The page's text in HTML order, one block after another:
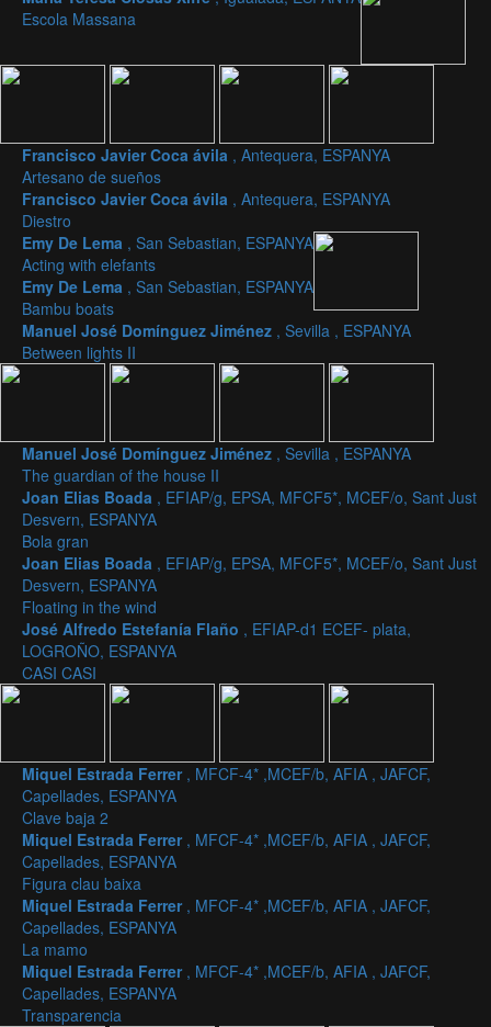
Escola Massana
Francisco Javier Coca ávila , Antequera, ESPANYA
Artesano de sueños
Francisco Javier Coca ávila , Antequera, ESPANYA
Diestro
Emy De Lema , San Sebastian, ESPANYA
Acting with elefants
Emy De Lema , San Sebastian, ESPANYA
Bambu boats
Manuel José Domínguez Jiménez , Sevilla , ESPANYA
Between lights II
Manuel José Domínguez Jiménez , Sevilla , ESPANYA
The guardian of the house II
Joan Elias Boada , EFIAP/g, EPSA, MFCF5*, MCEF/o, Sant Just
Desvern, ESPANYA
Bola gran
Joan Elias Boada , EFIAP/g, EPSA, MFCF5*, MCEF/o, Sant Just
Desvern, ESPANYA
Floating in the wind
José Alfredo Estefanía Flaño , EFIAP-d1 ECEF- plata,
LOGROÑO, ESPANYA
CASI CASI
Miquel Estrada Ferrer , MFCF-4* ,MCEF/b, AFIA , JAFCF,
Capellades, ESPANYA
Clave baja 2
Miquel Estrada Ferrer , MFCF-4* ,MCEF/b, AFIA , JAFCF,
Capellades, ESPANYA
Figura clau baixa
Miquel Estrada Ferrer , MFCF-4* ,MCEF/b, AFIA , JAFCF,
Capellades, ESPANYA
La mamo
Miquel Estrada Ferrer , MFCF-4* ,MCEF/b, AFIA , JAFCF,
Capellades, ESPANYA
Transparencia